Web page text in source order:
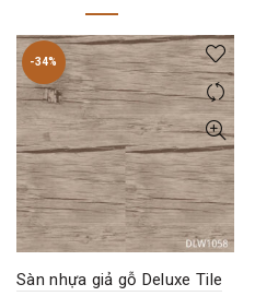
-34%
Sàn nhựa giả gỗ Deluxe Tile